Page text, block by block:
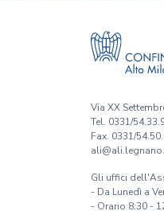
Via XX
Tel. 0331/
Fax. 0331/
Gli uffici
- Da Lunedì a
- Orario 8:30 -